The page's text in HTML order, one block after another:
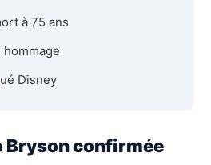
à 75 ans
Disney
Bryson confirmée